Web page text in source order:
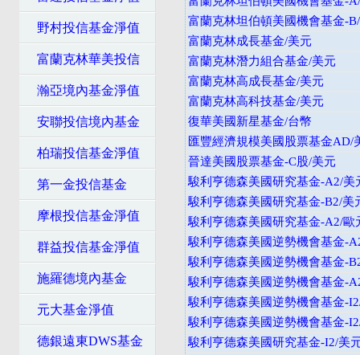
野村投信基金淨值
富蘭克林華美投信
瀚亞境內基金淨值
安聯投信境內基金
柏瑞投信基金淨值
第一金投信基金
摩根投信基金淨值
群益投信基金淨值
施羅德境內基金
元大基金淨值
德銀遠東DWS基金
富蘭克林坦伯頓美國機會基金-
富蘭克林成長基金/美元
富蘭克林潛力組合基金/美元
富蘭克林高成長基金/美元
富蘭克林高科技基金/美元
復華美國新星基金/台幣
匯豐經濟規模美國股票基金AD/
晉達美國股票基金-C股/美元
駿利亨德森美國研究基金-A2/美
駿利亨德森美國研究基金-B2/美
駿利亨德森美國研究基金-A2/歐
駿利亨德森美國逆勢機會基金-
駿利亨德森美國逆勢機會基金-
駿利亨德森美國逆勢機會基金-
駿利亨德森美國逆勢機會基金-
駿利亨德森美國逆勢機會基金-
駿利亨德森美國研究基金-I2/美